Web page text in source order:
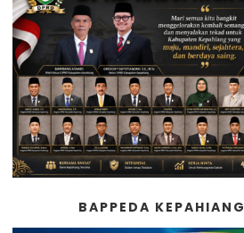
BAPPEDA KEPAHIANG